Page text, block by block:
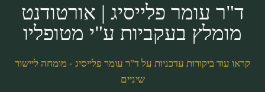
ד"ר עומר פלייסיג | אורטודנט
מומלץ בעקביות ע"י מטופליו
קראו עוד ביקורות עדכניות על ד"ר עומר פלייסיג - מומחה ליישור
שיניים